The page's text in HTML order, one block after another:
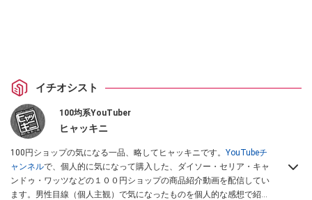
イチオシスト
100均系YouTuber
ヒャッキニ
100円ショップの気になる一品、略してヒャッキニです。 YouTubeチ
ャンネルで、個人的に気になって購入した、ダイソー・セリア・キャ
ンドゥ・ワッツなどの１００円ショップの商品紹介動画を配信してい
ます。男性目線（個人主観）で気になったものを個人的な感想で紹介